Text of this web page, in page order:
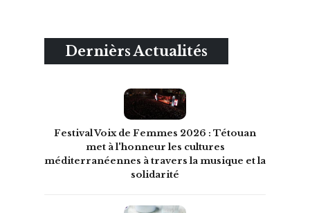
Dernièrs Actualités
Festival Voix de Femmes 2026 : Tétouan
met à l'honneur les cultures
méditerranéennes à travers la musique et la
solidarité